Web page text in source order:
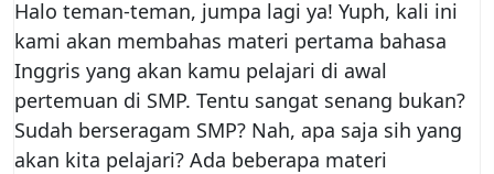
Halo teman-teman, jumpa lagi ya! Yuph, kali ini
kami akan membahas materi pertama bahasa
Inggris yang akan kamu pelajari di awal
pertemuan di SMP. Tentu sangat senang bukan?
Sudah berseragam SMP? Nah, apa saja sih yang
akan kita pelajari? Ada beberapa materi